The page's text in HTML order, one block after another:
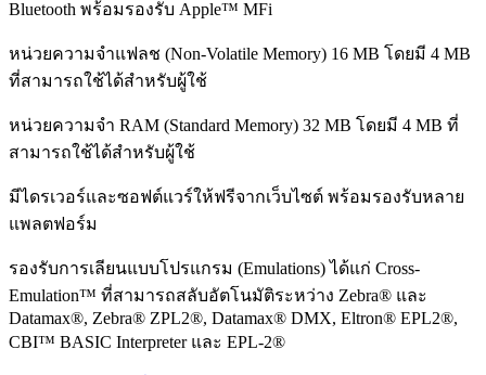
Bluetooth พร้อมรองรับ Apple™ MFi
หน่วยความจำแฟลช (Non-Volatile Memory) 16 MB โดยมี 4 MB
ที่สามารถใช้ได้สำหรับผู้ใช้
หน่วยความจำ RAM (Standard Memory) 32 MB โดยมี 4 MB ที่
สามารถใช้ได้สำหรับผู้ใช้
มีไดรเวอร์และซอฟต์แวร์ให้ฟรีจากเว็บไซต์ พร้อมรองรับหลาย
แพลตฟอร์ม
รองรับการเลียนแบบโปรแกรม (Emulations) ได้แก่ Cross-
Emulation™ ที่สามารถสลับอัตโนมัติระหว่าง Zebra® และ
Datamax®, Zebra® ZPL2®, Datamax® DMX, Eltron® EPL2®,
CBI™ BASIC Interpreter และ EPL-2®